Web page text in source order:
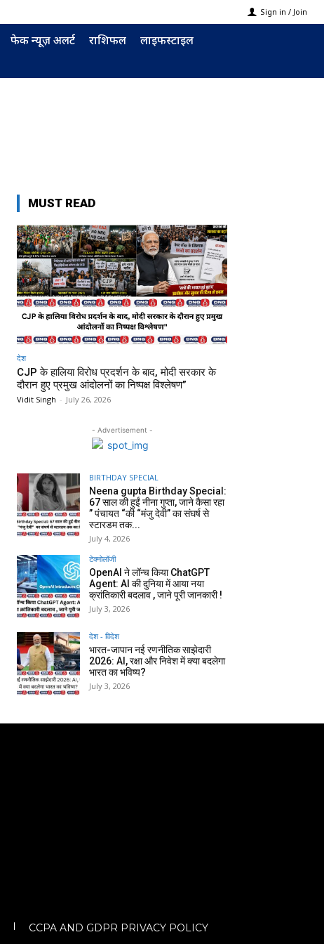
Sign in / Join
फेक न्यूज़ अलर्ट राशिफल लाइफस्टाइल
MUST READ
देश
CJP के हालिया विरोध प्रदर्शन के बाद, मोदी सरकार के
दौरान हुए प्रमुख आंदोलनों का निष्पक्ष विश्लेषण”
Vidit Singh - July 26, 2026
- Advertisement -
BIRTHDAY SPECIAL
Neena gupta Birthday Special:
67 साल की हुईं नीना गुप्ता, जाने कैसा रहा
” पंचायत “की “मंजु देवी” का संघर्ष से
स्टारडम तक...
July 4, 2026
टेक्नोलॉजी
OpenAI ने लॉन्च किया ChatGPT
Agent: AI की दुनिया में आया नया
क्रांतिकारी बदलाव , जाने पूरी जानकारी !
July 3, 2026
देश - विदेश
भारत-जापान नई रणनीतिक साझेदारी
2026: AI, रक्षा और निवेश में क्या बदलेगा
भारत का भविष्य?
July 3, 2026
CCPA AND GDPR PRIVACY POLICY